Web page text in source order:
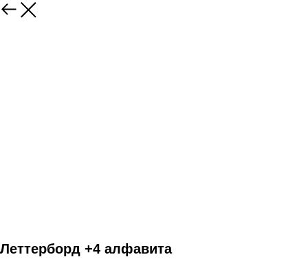
Леттерборд +4 алфавита